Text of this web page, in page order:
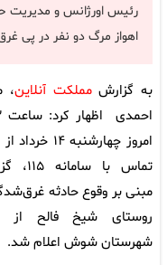
رئیس اورژانس و مدیریت
اهواز مرگ دو نفر در پی
به گزارشمملکت آنلاین،
امروز چهارشنبه ۱۴
تماس با
مبنی بر وقوع حادثه
روستای شیخ فالح از
شهرستان شوش اعلام شد.